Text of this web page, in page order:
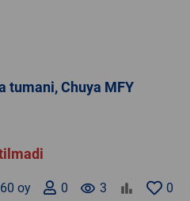
tumani, Chuya MFY
0
remove_red_eye 3
0
60 oy